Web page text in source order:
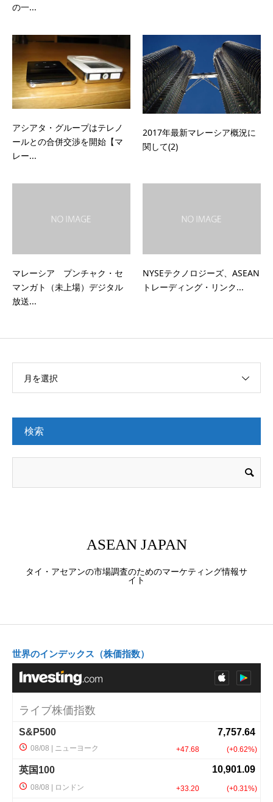
の一...
アシアタ・グループはテレノ
ールとの合併交渉を開始【マ
レー...
2017年最新マレーシア概況に
関して(2)
マレーシア プンチャク・セ
マンガト（未上場）デジタル
放送...
NYSEテクノロジーズ、ASEAN
トレーディング・リンク...
月を選択
検索
ASEAN JAPAN
タイ・アセアンの市場調査のためのマーケティング情報サ
イト
世界のインデックス（株価指数）